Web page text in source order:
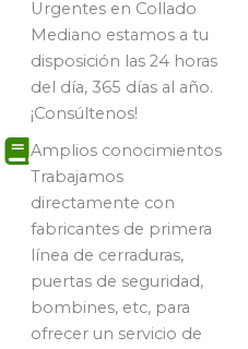
Urgentes en Collado
Mediano estamos a tu
disposición las 24 horas
del día, 365 días al año.
¡Consúltenos!
Amplios conocimientos
Trabajamos
directamente con
fabricantes de primera
línea de cerraduras,
puertas de seguridad,
bombines, etc, para
ofrecer un servicio de